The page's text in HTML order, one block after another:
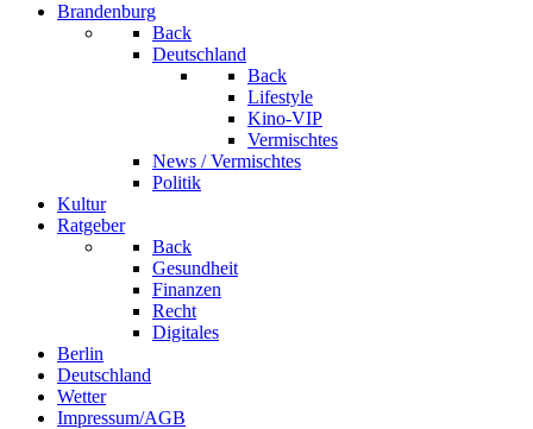
Brandenburg
Back
Deutschland
Back
Lifestyle
Kino-VIP
Vermischtes
News / Vermischtes
Politik
Kultur
Ratgeber
Back
Gesundheit
Finanzen
Recht
Digitales
Berlin
Deutschland
Wetter
Impressum/AGB